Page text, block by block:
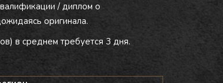
/ диплом о
оригинала.
в среднем требуется 3 дня.